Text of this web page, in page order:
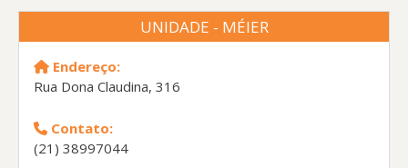
UNIDADE - MÉIER
Endereço:
Rua Dona Claudina, 316
Contato:
(21) 38997044